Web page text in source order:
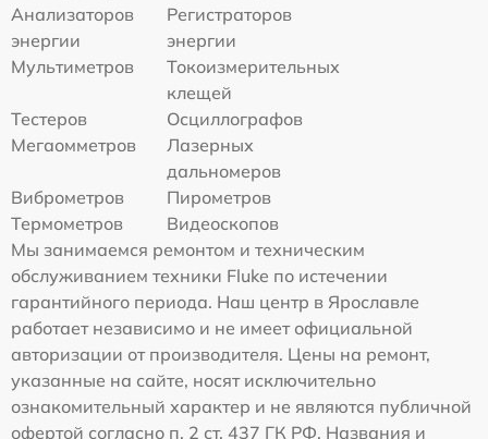
Анализаторов
энергии
Регистраторов
энергии
Мультиметров
Токоизмерительных
клещей
Тестеров
Осциллографов
Мегаомметров
Лазерных
дальномеров
Виброметров
Пирометров
Термометров
Видеоскопов
Мы занимаемся ремонтом и техническим
обслуживанием техники Fluke по истечении
гарантийного периода. Наш центр в Ярославле
работает независимо и не имеет официальной
авторизации от производителя. Цены на ремонт,
указанные на сайте, носят исключительно
ознакомительный характер и не являются публичной
офертой согласно п. 2 ст. 437 ГК РФ. Названия и